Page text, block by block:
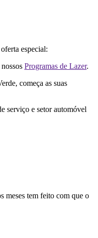
especial:
Programas de Lazer.
começa as suas
serviço e setor automóvel
tem feito com que o